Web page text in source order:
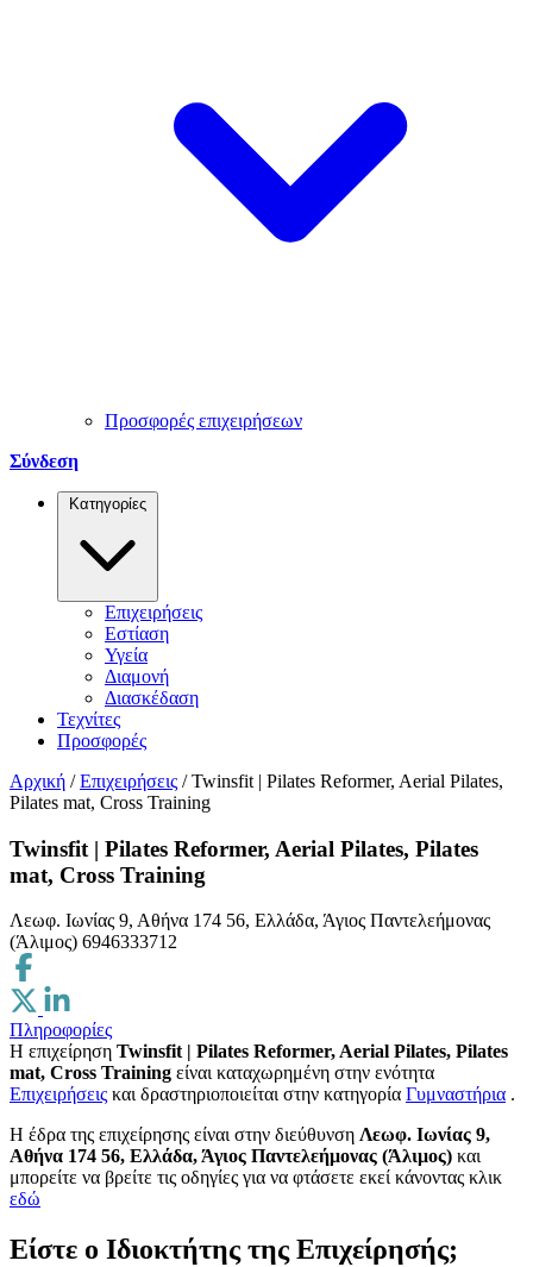
Προσφορές επιχειρήσεων
Σύνδεση
Κατηγορίες
Επιχειρήσεις
Εστίαση
Υγεία
Διαμονή
Διασκέδαση
Τεχνίτες
Προσφορές
Αρχική / Επιχειρήσεις / Twinsfit | Pilates Reformer, Aerial Pilates,
Pilates mat, Cross Training
Twinsfit | Pilates Reformer, Aerial Pilates, Pilates
mat, Cross Training
Λεωφ. Ιωνίας 9, Αθήνα 174 56, Ελλάδα, Άγιος Παντελεήμονας
(Άλιμος) 6946333712
Πληροφορίες
Η επιχείρηση Twinsfit | Pilates Reformer, Aerial Pilates, Pilates
mat, Cross Training είναι καταχωρημένη στην ενότητα
Επιχειρήσεις και δραστηριοποιείται στην κατηγορία Γυμναστήρια .
H έδρα της επιχείρησης είναι στην διεύθυνση Λεωφ. Ιωνίας 9,
Αθήνα 174 56, Ελλάδα, Άγιος Παντελεήμονας (Άλιμος) και
μπορείτε να βρείτε τις οδηγίες για να φτάσετε εκεί κάνοντας κλικ
εδώ
Είστε ο Ιδιοκτήτης της Επιχείρησής;